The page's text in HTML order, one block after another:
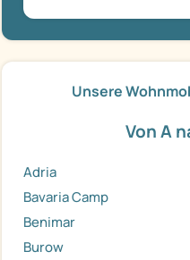
Unsere
Von A
Adria
Bavaria Camp
Benimar
Burow